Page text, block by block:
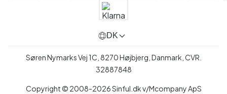
DK
Søren Nymarks Vej 1C, 8270 Højbjerg, Danmark, CVR.
32887848
Copyright © 2008-2026 Sinful.dk v/Mcompany ApS